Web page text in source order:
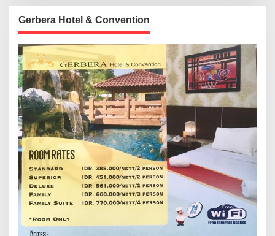
Gerbera Hotel & Convention